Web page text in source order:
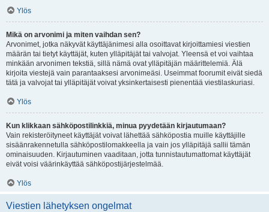
Ylös
Mikä on arvonimi ja miten vaihdan sen?
Arvonimet, jotka näkyvät käyttäjänimesi alla osoittavat kirjoittamiesi viestien
määrän tai tietyt käyttäjät, kuten ylläpitäjät tai valvojat. Yleensä et voi vaihtaa
minkään arvonimen tekstiä, sillä nämä ovat ylläpitäjän määrittelemiä. Älä
kirjoita viestejä vain parantaaksesi arvonimeäsi. Useimmat foorumit eivät siedä
tätä ja valvojat tai ylläpitäjät voivat yksinkertaisesti pienentää viestilaskuriasi.
Ylös
Kun klikkaan sähköpostilinkkiä, minua pyydetään kirjautumaan?
Vain rekisteröityneet käyttäjät voivat lähettää sähköpostia muille käyttäjille
sisäänrakennetulla sähköpostilomakkeella ja vain jos ylläpitäjä sallii tämän
ominaisuuden. Kirjautuminen vaaditaan, jotta tunnistautumattomat käyttäjät
eivät voisi väärinkäyttää sähköpostijärjestelmää.
Ylös
Viestien lähetyksen ongelmat